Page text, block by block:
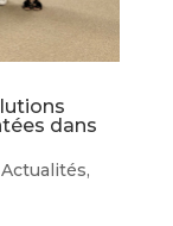
dans
Actualités,